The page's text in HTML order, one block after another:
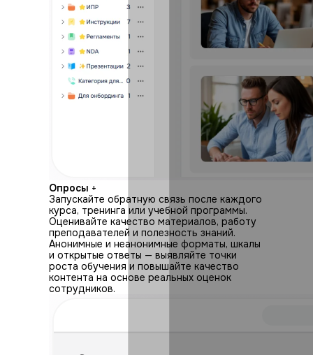
Опросы +
Запускайте обратную связь после каждого
курса, тренинга или учебной программы.
Оценивайте качество материалов, работу
преподавателей и полезность знаний.
Анонимные и неанонимные форматы, шкалы
и открытые ответы — выявляйте точки
роста обучения и повышайте качество
контента на основе реальных оценок
сотрудников.